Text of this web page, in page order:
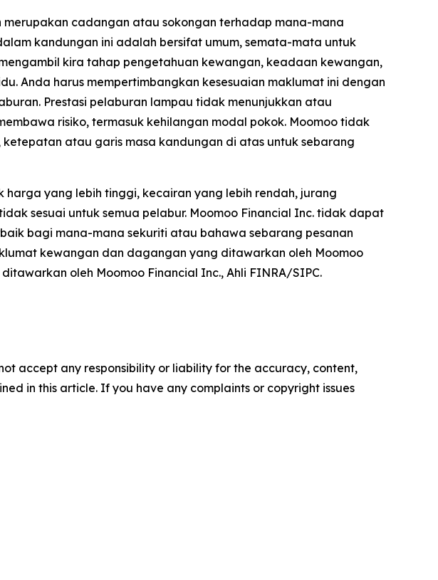
cadangan atau sokongan terhadap mana-mana
kandungan ini adalah bersifat umum, semata-mata untuk
kira tahap pengetahuan kewangan, keadaan kewangan,
Anda harus mempertimbangkan kesesuaian maklumat ini dengan
Prestasi pelaburan lampau tidak menunjukkan atau
risiko, termasuk kehilangan modal pokok. Moomoo tidak
atau garis masa kandungan di atas untuk sebarang
harga yang lebih tinggi, kecairan yang lebih rendah, jurang
sesuai untuk semua pelabur. Moomoo Financial Inc. tidak dapat
bagi mana-mana sekuriti atau bahawa sebarang pesanan
kewangan dan dagangan yang ditawarkan oleh Moomoo
oleh Moomoo Financial Inc., Ahli FINRA/SIPC.
accept any responsibility or liability for the accuracy, content,
in this article. If you have any complaints or copyright issues